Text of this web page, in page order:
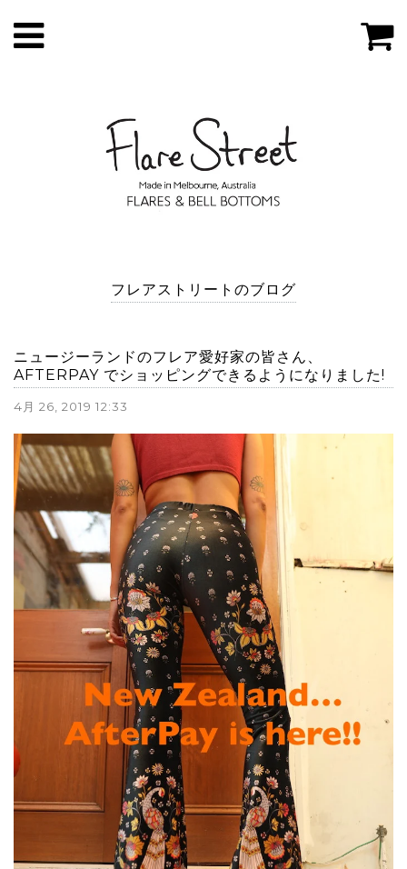
フレアストリートのブログ
ニュージーランドのフレア愛好家の皆さん、
AFTERPAY でショッピングできるようになりました!
4月 26, 2019 12:33